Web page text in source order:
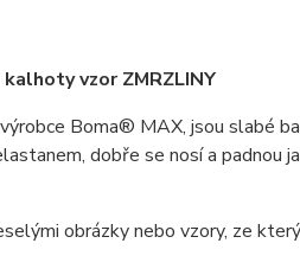
vzor ZMRZLINY
Boma® MAX, jsou slabé
dobře se nosí a padnou
obrázky nebo vzory, ze